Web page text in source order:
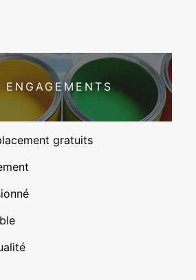
ENGAGEMENTS
gratuits